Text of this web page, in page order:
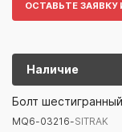
ОСТАВЬТЕ
Наличие
Артикул/Бренд
MQ6-03216-SITRAK
Болт
MQ6-03216-SITRAK